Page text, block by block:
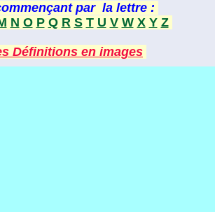
par la lettre :
N O P Q R S T U V W X Y Z
Définitions en images